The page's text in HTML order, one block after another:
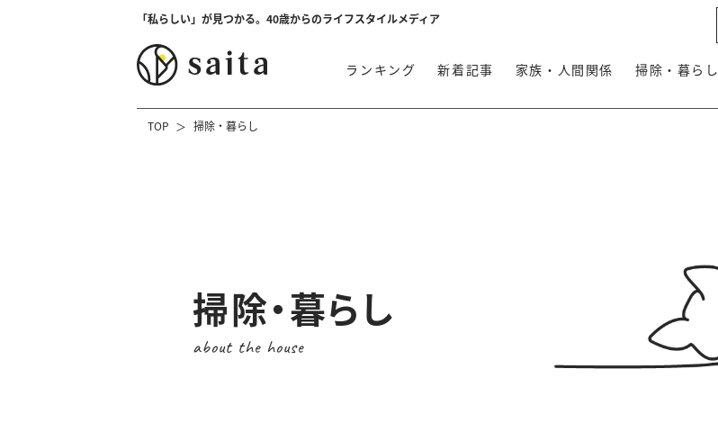
「私らしい」が見つかる。40歳からのライフスタイルメディア
ランキング 新着記事 家族・人間関係 掃除・暮らし
TOP 掃除・暮らし
掃除・暮らし
about the house